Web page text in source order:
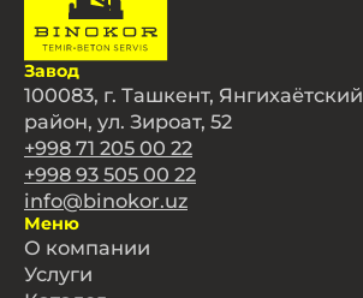
Завод
100083, г. Ташкент, Янгихаётский
район, ул. Зироат, 52
+998 71 205 00 22
+998 93 505 00 22
info@binokor.uz
Меню
О компании
Услуги